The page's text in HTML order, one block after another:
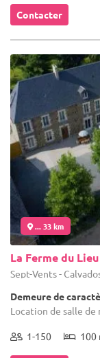
Contacter
... 33 km
La Ferme du
Sept-Vents -
Demeure de
Location de salle de
1-150 100